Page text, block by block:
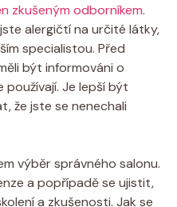
zkušeným odborníkem.
alergičtí na určité látky,
specialistou. Před
být informováni o
používají. Je lepší být
že jste se nenechali
výběr správného salonu.
a popřípadě se ujistit,
a zkušenosti. Jak se